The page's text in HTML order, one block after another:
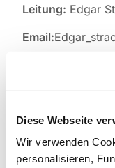
Diese Webseite
Wir verwenden
personalisieren,
Leitung: Edgar
Email: